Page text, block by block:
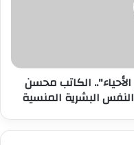
الكاتب محسن
البشرية المنسية